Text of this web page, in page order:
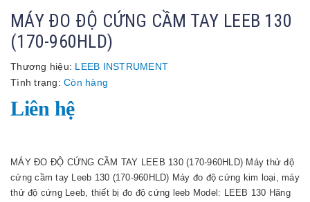
MÁY ĐO ĐỘ CỨNG CẦM TAY LEEB 130
(170-960HLD)
Thương hiệu: LEEB INSTRUMENT
Tình trạng: Còn hàng
Liên hệ
MÁY ĐO ĐỘ CỨNG CẦM TAY LEEB 130 (170-960HLD) Máy thử độ
cứng cầm tay Leeb 130 (170-960HLD) Máy đo độ cứng kim loại, máy
thử độ cứng Leeb, thiết bị đo độ cứng leeb Model: LEEB 130 Hãng